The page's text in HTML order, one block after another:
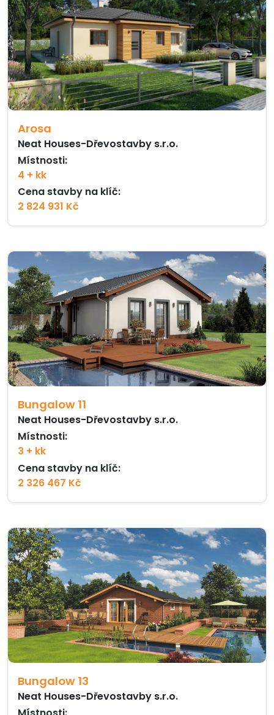
Arosa
Neat Houses-Dřevostavby s.r.o.
Místnosti:
4 + kk
Cena stavby na klíč:
2 824 931 Kč
Bungalow 11
Neat Houses-Dřevostavby s.r.o.
Místnosti:
3 + kk
Cena stavby na klíč:
2 326 467 Kč
Bungalow 13
Neat Houses-Dřevostavby s.r.o.